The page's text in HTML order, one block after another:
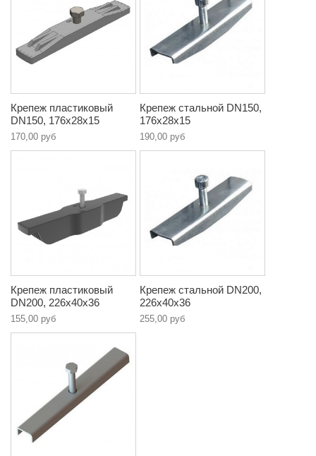
Крепеж пластиковый
DN150, 176х28х15
170,00 руб
Крепеж стальной DN150,
176х28х15
190,00 руб
Крепеж пластиковый
DN200, 226х40х36
155,00 руб
Крепеж стальной DN200,
226х40х36
255,00 руб